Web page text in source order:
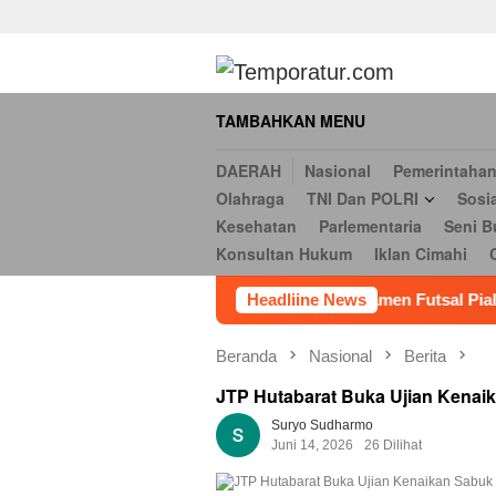
TAMBAHKAN MENU
DAERAH Nasional Pemerintahan
Olahraga
TNI Dan POLRI
Kesehatan
Parlementaria Seni
Konsultan Hukum
Iklan Cimahi
Headliine News
RI, 28 Tim OPD Ikuti Turnamen Futsal Piala Bupati Bekasi
Beranda Nasional Berita
JTP Hutabarat Buka Ujian
Suryo Sudharmo
Juni 14, 2026
26 Dilihat
Religi Internasional